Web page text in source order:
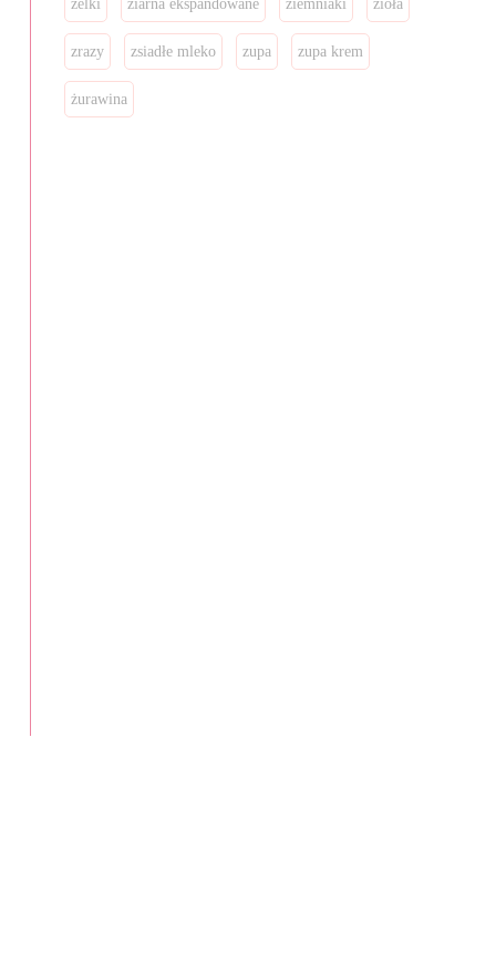
żelki ziarna ekspandowane ziemniaki zioła
zrazy zsiadłe mleko zupa zupa krem
żurawina